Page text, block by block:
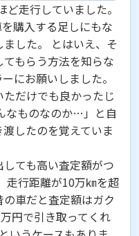
走行していました。
購入する足しにもな
した。 とはいえ、そ
もらう方法を知らな
にお願いしました。
だけでも良かったじ
なものなのか…」と自
したのを覚えていま
ても高い査定額がつ
走行距離が10万㎞を超
車だと査定額はガク
円で引き取ってくれ